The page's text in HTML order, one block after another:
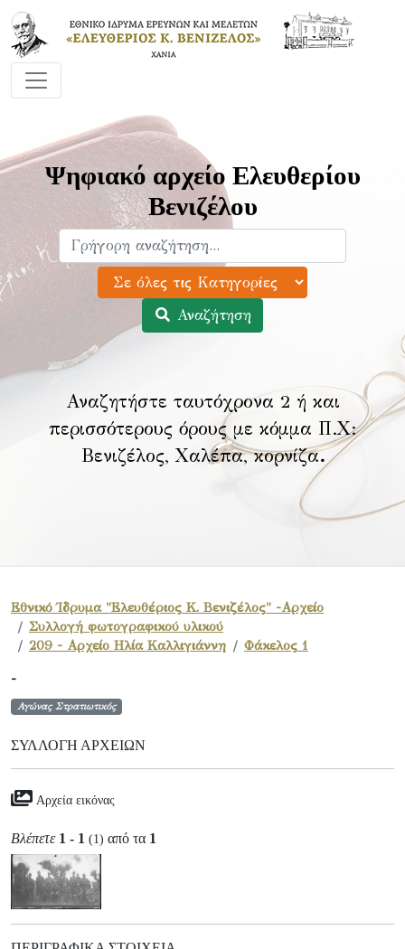
Ψηφιακό αρχείο Ελευθερίου
Βενιζέλου
Αναζήτηση
Αναζητήστε ταυτόχρονα 2 ή και
περισσότερους όρους με κόμμα Π.Χ:
Βενιζέλος, Χαλέπα, κορνίζα.
Εθνικό Ίδρυμα "Ελευθέριος Κ. Βενιζέλος" -Αρχείο
Συλλογή φωτογραφικού υλικού
209 - Αρχείο Ηλία Καλλιγιάννη
Φάκελος 1
-
Αγώνας Στρατιωτικός
ΣΥΛΛΟΓΉ ΑΡΧΕΊΩΝ
Αρχεία εικόνας
Βλέπετε 1 - 1 (1) από τα 1